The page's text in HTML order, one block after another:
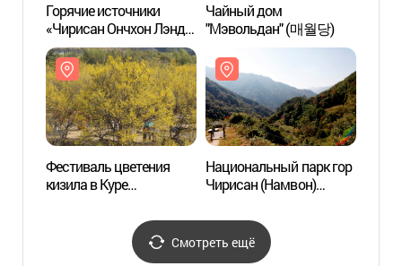
Горячие источники
«Чирисан Ончхон Лэнд»
(지리산온천랜드)
Чайный дом
"Мэвольдан" (매월당)
Фестиваль цветения
кизила в Куре
Национальный парк гор
Чирисан (Намвон)
Смотреть ещё